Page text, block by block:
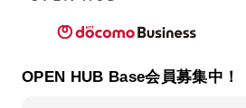
OPEN HUB Base会員募集中！